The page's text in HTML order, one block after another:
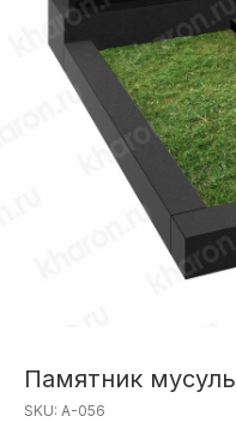
Памятник
SKU: A-056